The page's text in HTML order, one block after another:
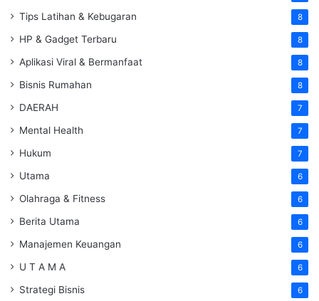
Tips Latihan & Kebugaran 8
HP & Gadget Terbaru 8
Aplikasi Viral & Bermanfaat 8
Bisnis Rumahan 8
DAERAH 7
Mental Health 7
Hukum 7
Utama 6
Olahraga & Fitness 6
Berita Utama 6
Manajemen Keuangan 6
U T A M A 6
Strategi Bisnis 6